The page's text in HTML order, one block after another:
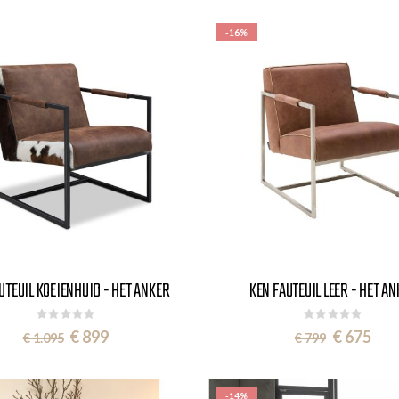
KOEIENHUID - HET ANKER
Rating:
0%
€ 1.095 Special
Price
€ 899
-16%
KEN FAUTEUIL LEER - HET
Rating:
0%
€ 799 Special
Price
€ 675
-14%